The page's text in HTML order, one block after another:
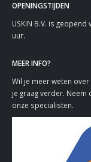
OPENINGSTIJDEN
USKIN B.V. is
uur.
MEER INFO?
Wil je meer weten
je graag verder.
onze specialisten.